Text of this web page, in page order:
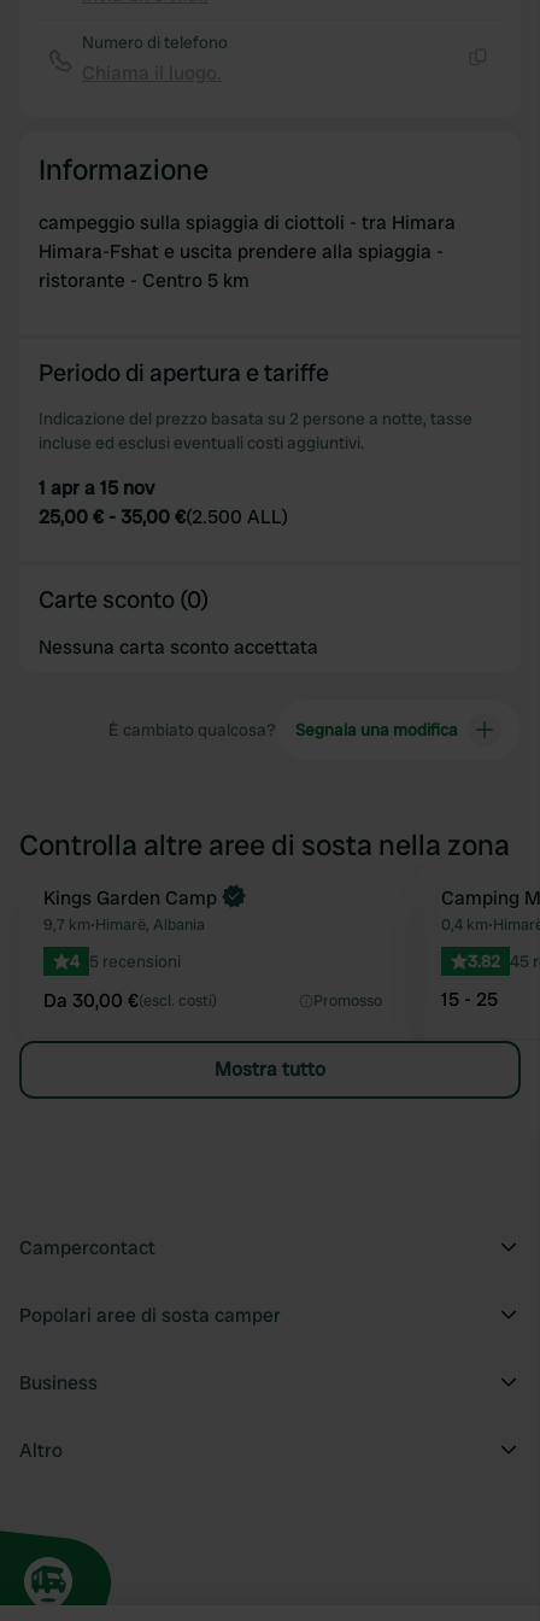
Numero di telefono
Informazione
campeggio sulla spiaggia di ciottoli - tra Himara
Himara-Fshat e uscita prendere alla spiaggia -
ristorante - Centro 5 km
Periodo di apertura e tariffe
Indicazione del prezzo basata su 2 persone a notte, tasse
incluse ed esclusi eventuali costi aggiuntivi.
1 apr a 15 nov
25,00 € - 35,00 €(2.500 ALL)
Carte sconto (0)
Nessuna carta sconto accettata
È cambiato qualcosa? Segnala una modifica
Controlla altre aree di sosta nella zona
Preferito
Prenota ora
Kings Garden Camp
9,7 km•Himarë, Albania
4 5 recensioni
Da 30,00 €(escl. costi) Promosso
Camping
0,4 km•
3.82 45
15 - 25
Mostra tutto
Campercontact
Popolari aree di sosta camper
Business
Altro